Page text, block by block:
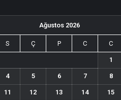
Ağustos 2026
S Ç P C C
1
4 5 6 7 8
11 12 13 14 15